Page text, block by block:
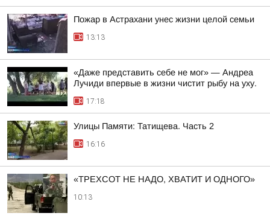
Пожар в Астрахани унес жизни целой семьи
13:13
«Даже представить себе не мог» — Андреа
Лучиди впервые в жизни чистит рыбу на уху.
17:18
Улицы Памяти: Татищева. Часть 2
16:16
«ТРЕХСОТ НЕ НАДО, ХВАТИТ И ОДНОГО»
10:13